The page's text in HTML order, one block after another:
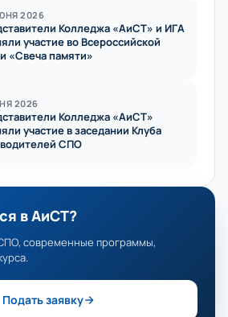
2026
Колледжа «АиСТ» и ИГА
участие во Всероссийской
«Свеча памяти»
2026
Колледжа «АиСТ»
участие в заседании Клуба
СПО
в АиСТ?
современные программы,
Подать заявку